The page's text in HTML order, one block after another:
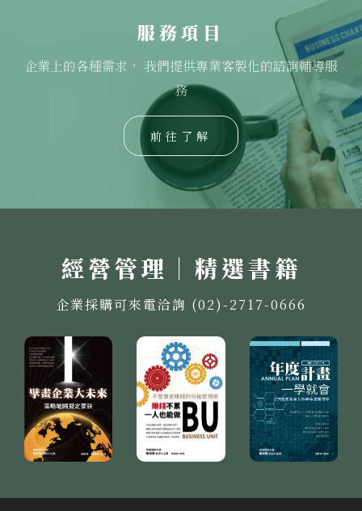
服務項目
企業上的各種需求， 我們提供專業客製化的諮詢輔導服
務
前往了解
經營管理｜精選書籍
企業採購可來電洽詢 (02)-2717-0666